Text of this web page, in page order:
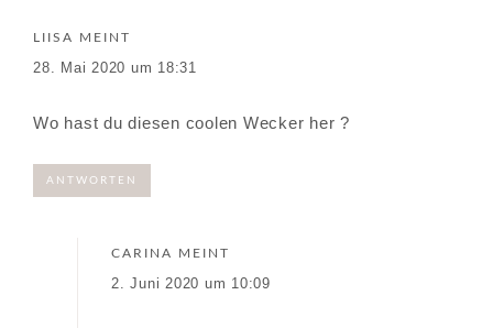
LIISA MEINT
28. Mai 2020 um 18:31
Wo hast du diesen coolen Wecker her ?
ANTWORTEN
CARINA MEINT
2. Juni 2020 um 10:09